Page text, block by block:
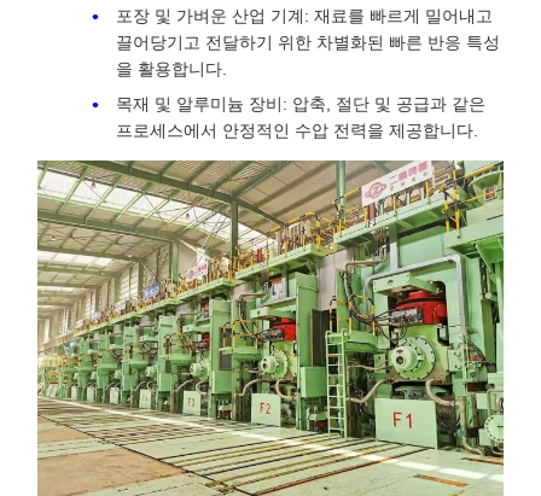
포장 및 가벼운 산업 기계: 재료를 빠르게 밀어내고
끌어당기고 전달하기 위한 차별화된 빠른 반응 특성
을 활용합니다.
목재 및 알루미늄 장비: 압축, 절단 및 공급과 같은
프로세스에서 안정적인 수압 전력을 제공합니다.